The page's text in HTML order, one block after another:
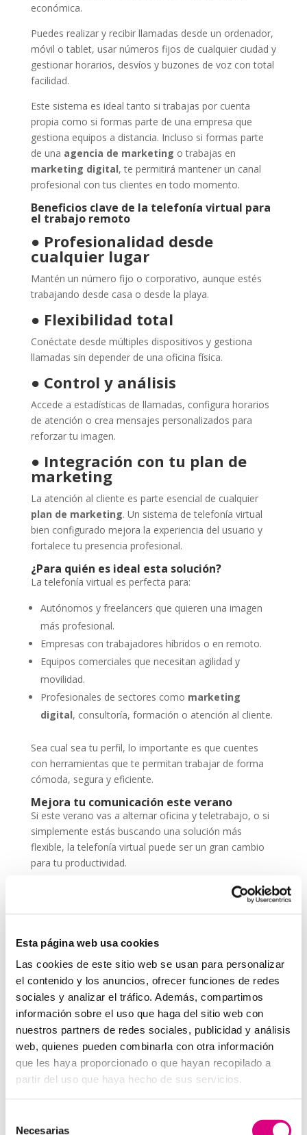
Esta página web usa cookies
Las cookies de este sitio web se usan para personalizar
el contenido y los anuncios, ofrecer funciones de redes
sociales y analizar el tráfico. Además, compartimos
información sobre el uso que haga del sitio web con
nuestros partners de redes sociales, publicidad y análisis
web, quienes pueden combinarla con otra información
que les haya proporcionado o que hayan recopilado a
partir del uso que haya hecho de sus servicios.
Necesarias
económica.
Puedes realizar y recibir llamadas desde un ordenador,
móvil o tablet, usar números fijos de cualquier ciudad y
gestionar horarios, desvíos y buzones de voz con total
facilidad.
Este sistema es ideal tanto si trabajas por cuenta
propia como si formas parte de una empresa que
gestiona equipos a distancia. Incluso si formas parte
de una agencia de marketing o trabajas en
marketing digital, te permitirá mantener un canal
profesional con tus clientes en todo momento.
Beneficios clave de la telefonía virtual para
el trabajo remoto
● Profesionalidad desde
cualquier lugar
Mantén un número fijo o corporativo, aunque estés
trabajando desde casa o desde la playa.
● Flexibilidad total
Conéctate desde múltiples dispositivos y gestiona
llamadas sin depender de una oficina física.
● Control y análisis
Accede a estadísticas de llamadas, configura horarios
de atención o crea mensajes personalizados para
reforzar tu imagen.
● Integración con tu plan de
marketing
La atención al cliente es parte esencial de cualquier
plan de marketing. Un sistema de telefonía virtual
bien configurado mejora la experiencia del usuario y
fortalece tu presencia profesional.
¿Para quién es ideal esta solución?
La telefonía virtual es perfecta para:
Autónomos y freelancers que quieren una imagen
más profesional.
Empresas con trabajadores híbridos o en remoto.
Equipos comerciales que necesitan agilidad y
movilidad.
Profesionales de sectores como marketing
digital, consultoría, formación o atención al cliente.
Sea cual sea tu perfil, lo importante es que cuentes
con herramientas que te permitan trabajar de forma
cómoda, segura y eficiente.
Mejora tu comunicación este verano
Si este verano vas a alternar oficina y teletrabajo, o si
simplemente estás buscando una solución más
flexible, la telefonía virtual puede ser un gran cambio
para tu productividad.
Recuerda que comunicarte bien es parte esencial de
campaña online.
System Network, tu operadora de telefonía
virtual en España
DesdeTelefonía VirtualNetwork, os invitamos a
que nos permitas estudiar tu caso particular.
Aunque si lo prefieres, puedes enviarnos un correo
electrónico avirtual@networkes.com o llamarnos al
900 800 806.
Tenemos más de15 años de experiencia en
flexibilidad en el aprovisionamiento de servicios, así